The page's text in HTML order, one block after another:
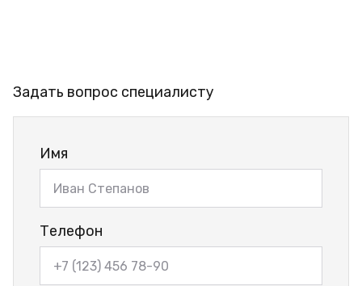
Задать вопрос специалисту
Имя
Телефон